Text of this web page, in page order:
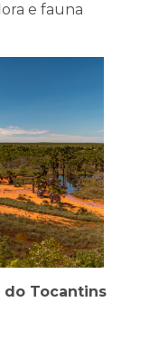
e fauna
do Tocantins